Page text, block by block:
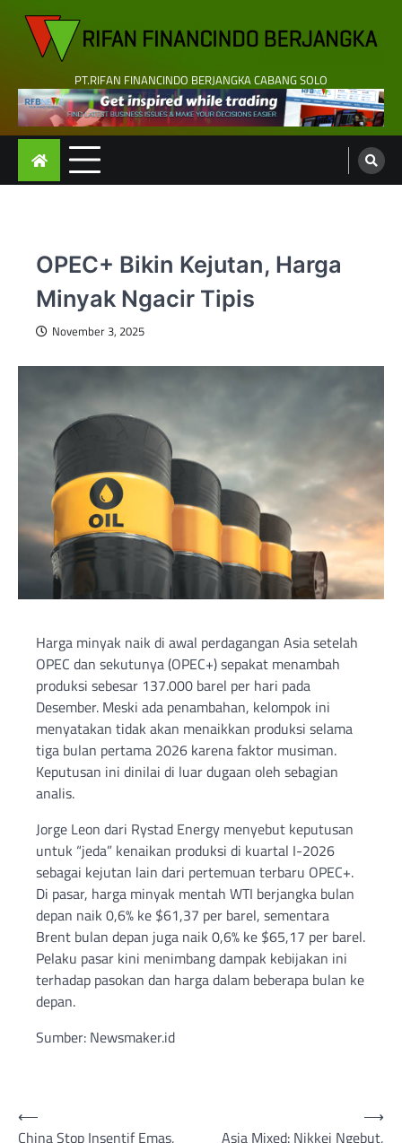
content
PT.RIFAN FINANCINDO BERJANGKA CABANG SOLO
OPEC+ Bikin Kejutan, Harga
Minyak Ngacir Tipis
November 3, 2025
Harga minyak naik di awal perdagangan Asia setelah
OPEC dan sekutunya (OPEC+) sepakat menambah
produksi sebesar 137.000 barel per hari pada
Desember. Meski ada penambahan, kelompok ini
menyatakan tidak akan menaikkan produksi selama
tiga bulan pertama 2026 karena faktor musiman.
Keputusan ini dinilai di luar dugaan oleh sebagian
analis.
Jorge Leon dari Rystad Energy menyebut keputusan
untuk “jeda” kenaikan produksi di kuartal I-2026
sebagai kejutan lain dari pertemuan terbaru OPEC+.
Di pasar, harga minyak mentah WTI berjangka bulan
depan naik 0,6% ke $61,37 per barel, sementara
Brent bulan depan juga naik 0,6% ke $65,17 per barel.
Pelaku pasar kini menimbang dampak kebijakan ini
terhadap pasokan dan harga dalam beberapa bulan ke
depan.
Sumber: Newsmaker.id
Post
⟵
China Stop Insentif Emas,
Asia Mixed: Nikkei Ngebut,
⟶